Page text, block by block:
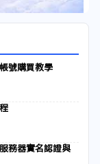
號購買教學
務器實名認證與